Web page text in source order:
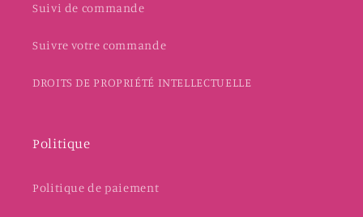
Suivi de commande
Suivre votre commande
DROITS DE PROPRIÉTÉ INTELLECTUELLE
Politique
Politique de paiement